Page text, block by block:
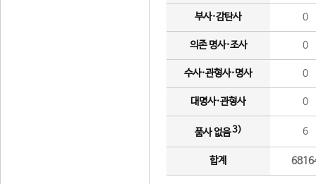
부사·감탄사 0
의존 명사·조사 0
수사·관형사·명사 0
대명사·관형사 0
품사 없음3) 6
합계